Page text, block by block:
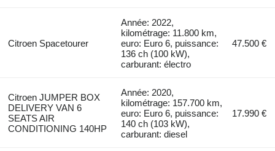
Citroen Spacetourer
Année: 2022,
kilométrage: 11.800 km,
euro: Euro 6, puissance:
136 ch (100 kW),
carburant: électro
47.500 €
Citroen JUMPER BOX
DELIVERY VAN 6
SEATS AIR
CONDITIONING 140HP
Année: 2020,
kilométrage: 157.700 km,
euro: Euro 6, puissance:
140 ch (103 kW),
carburant: diesel
17.990 €